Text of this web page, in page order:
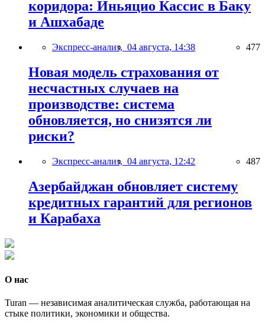
коридора: Иньяцио Кассис в Баку
и Ашхабаде
Экспресс-анализ, 04 августа, 14:38 477
Новая модель страхования от
несчастных случаев на
производстве: система
обновляется, но снизятся ли
риски?
Экспресс-анализ, 04 августа, 12:42 487
Азербайджан обновляет систему
кредитных гарантий для регионов
и Карабаха
О нас
Turan — независимая аналитическая служба, работающая на
стыке политики, экономики и общества.